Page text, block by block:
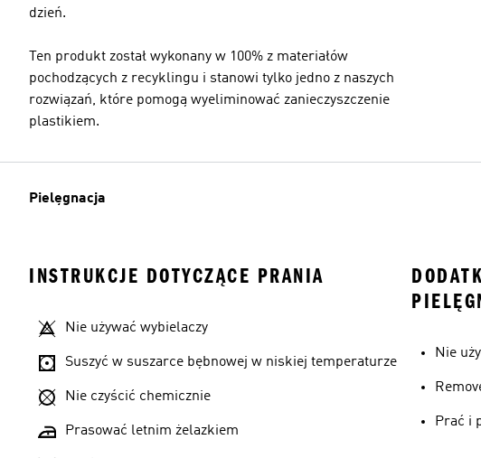
dzień.
Ten produkt został wykonany w 100% z materiałów
pochodzących z recyklingu i stanowi tylko jedno z naszych
rozwiązań, które pomogą wyeliminować zanieczyszczenie
plastikiem.
Pielęgnacja
INSTRUKCJE DOTYCZĄCE PRANIA
Nie używać wybielaczy
Suszyć w suszarce bębnowej w niskiej temperaturze
Nie czyścić chemicznie
Prasować letnim żelazkiem
Nie
Prać i